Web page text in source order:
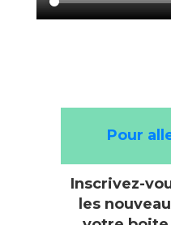
Pour
Inscrivez-
les